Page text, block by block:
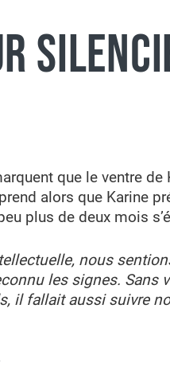
que le ventre
alors que Karine
plus de deux mois
nous
les signes.
il fallait aussi suivre